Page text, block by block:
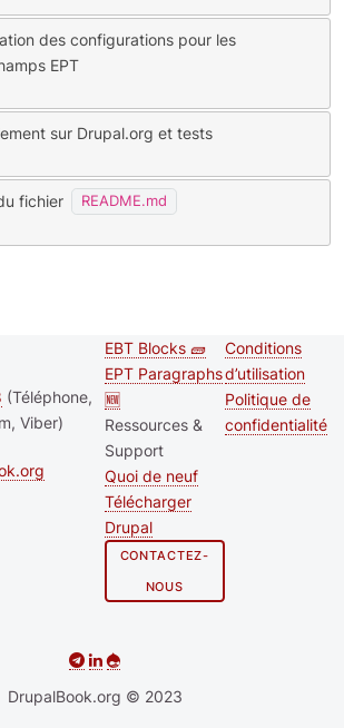
des configurations pour les
EPT
sur Drupal.org et tests
fichier README.md
(Téléphone,
Viber)
Second
footer
menu
EBT Blocks 🧱
EPT Paragraphs
🆕
Ressources &
Support
Quoi de neuf
Télécharger
Drupal
CONTACTEZ-
NOUS
Footer
Conditions
d’utilisation
Politique de
confidentialité
DrupalBook.org © 2023